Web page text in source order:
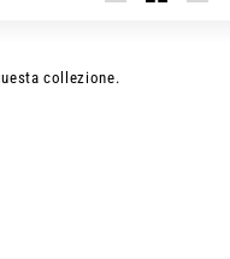
collezione.